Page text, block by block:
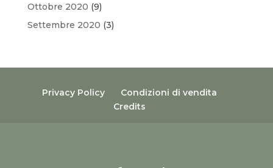
Ottobre 2020 (9)
Settembre 2020 (3)
Privacy Policy
Condizioni di vendita
Credits